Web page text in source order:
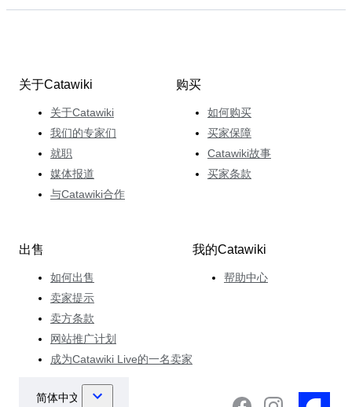
关于Catawiki
关于Catawiki
我们的专家们
就职
媒体报道
与Catawiki合作
购买
如何购买
买家保障
Catawiki故事
买家条款
出售
如何出售
卖家提示
卖方条款
网站推广计划
成为Catawiki Live的一名卖家
我的Catawiki
帮助中心